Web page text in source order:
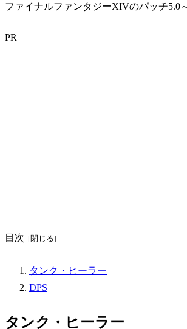
ファイナルファンタジーXIVのパッチ5.0
PR
目次
タンク・ヒーラー
DPS
タンク・ヒーラー